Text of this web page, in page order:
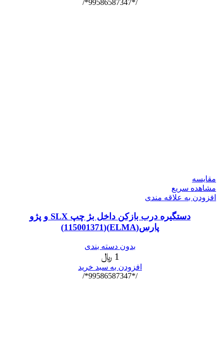
/*99586587347*/
مقایسه
مشاهده سریع
افزودن به علاقه مندی
دستگیره درب بازکن داخل بژ چپ SLX و پژو
پارس(ELMA)(115001371)
بدون دسته بندی
1 ﷼
افزودن به سبد خرید
/*99586587347*/